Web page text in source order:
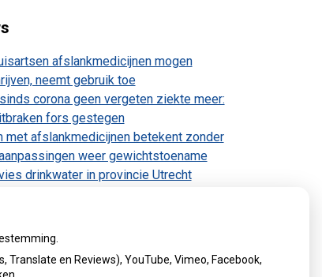
afslankmedicijnen mogen
neemt gebruik toe
corona geen vergeten ziekte meer:
fors gestegen
met afslankmedicijnen betekent zonder
weer gewichtstoename
drinkwater in provincie Utrecht
maken
en Reviews), YouTube, Vimeo, Facebook,